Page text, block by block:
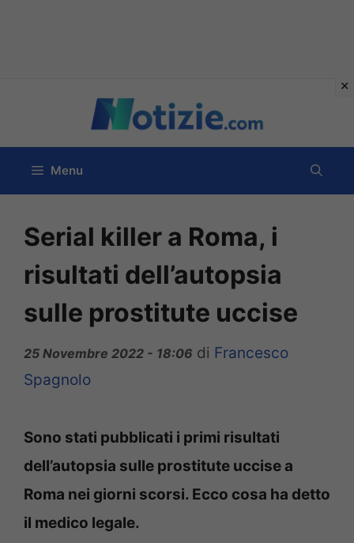
contenuto
Menu
Serial killer a Roma, i
risultati dell’autopsia
sulle prostitute uccise
25 Novembre 2022 - 18:06 di Francesco
Spagnolo
Sono stati pubblicati i primi risultati
dell’autopsia sulle prostitute uccise a
Roma nei giorni scorsi. Ecco cosa ha detto
il medico legale.